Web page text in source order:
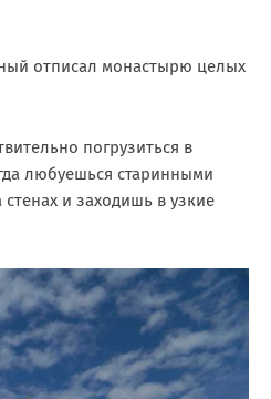
отписал монастырю целых
погрузиться в
любуешься старинными
и заходишь в узкие